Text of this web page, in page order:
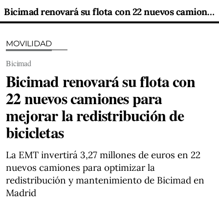
Bicimad renovará su flota con 22 nuevos camiones para mejorar la redistribución de bicicletas
MOVILIDAD
Bicimad
Bicimad renovará su flota con
22 nuevos camiones para
mejorar la redistribución de
bicicletas
La EMT invertirá 3,27 millones de euros en 22
nuevos camiones para optimizar la
redistribución y mantenimiento de Bicimad en
Madrid